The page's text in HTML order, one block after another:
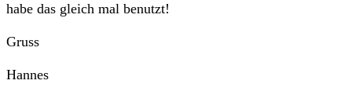
habe das gleich mal benutzt!
Gruss
Hannes